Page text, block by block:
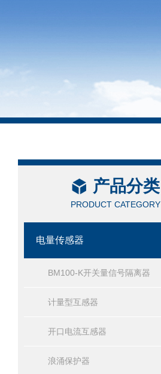
产品分类
PRODUCT CATEGORY
电量传感器
BM100-K开关量信号隔离器
计量型互感器
开口电流互感器
浪涌保护器